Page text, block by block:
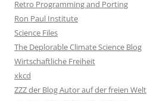
Retro Programming and Porting
Ron Paul Institute
Science Files
The Deplorable Climate Science Blog
Wirtschaftliche Freiheit
xkcd
ZZZ der Blog Autor auf der freien Welt